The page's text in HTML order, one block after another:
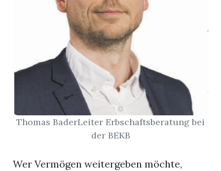
Thomas BaderLeiter Erbschaftsberatung bei
der BEKB
Wer Vermögen weitergeben möchte,